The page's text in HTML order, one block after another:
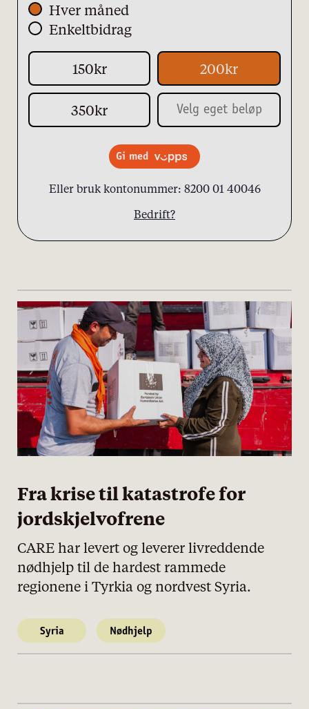
Statistiske
Markedsføring
Hver måned
Enkeltbidrag
150kr 200kr
350kr
Gi med
Eller bruk kontonummer: 8200 01 40046
Bedrift?
Fra krise til katastrofe for
jordskjelvofrene
CARE har levert og leverer livreddende
nødhjelp til de hardest rammede
regionene i Tyrkia og nordvest Syria.
Syria Nødhjelp